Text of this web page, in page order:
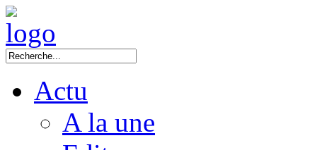
Actu
A la une